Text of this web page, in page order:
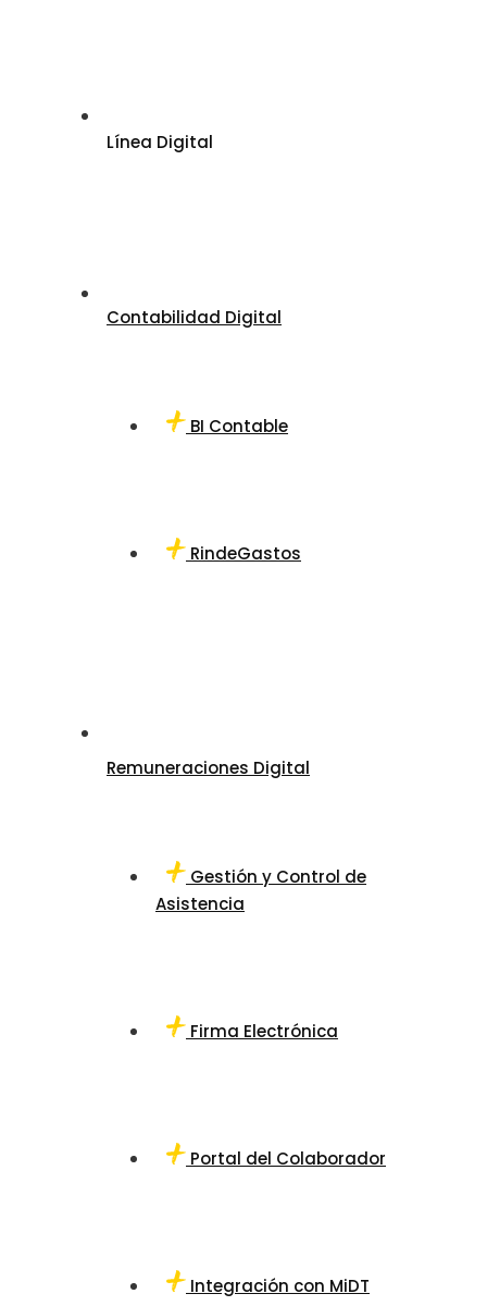
Línea Digital
Contabilidad Digital
BI Contable
RindeGastos
Remuneraciones Digital
Gestión y Control de
Asistencia
Firma Electrónica
Portal del Colaborador
Integración con MiDT